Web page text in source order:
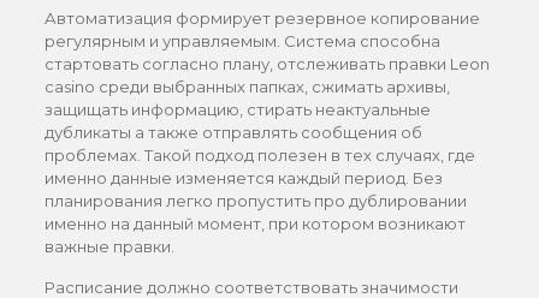
Автоматизация формирует резервное копирование
регулярным и управляемым. Система способна
стартовать согласно плану, отслеживать правки Leon
casino среди выбранных папках, сжимать архивы,
защищать информацию, стирать неактуальные
дубликаты а также отправлять сообщения об
проблемах. Такой подход полезен в тех случаях, где
именно данные изменяется каждый период. Без
планирования легко пропустить про дублировании
именно на данный момент, при котором возникают
важные правки.
Расписание должно соответствовать значимости